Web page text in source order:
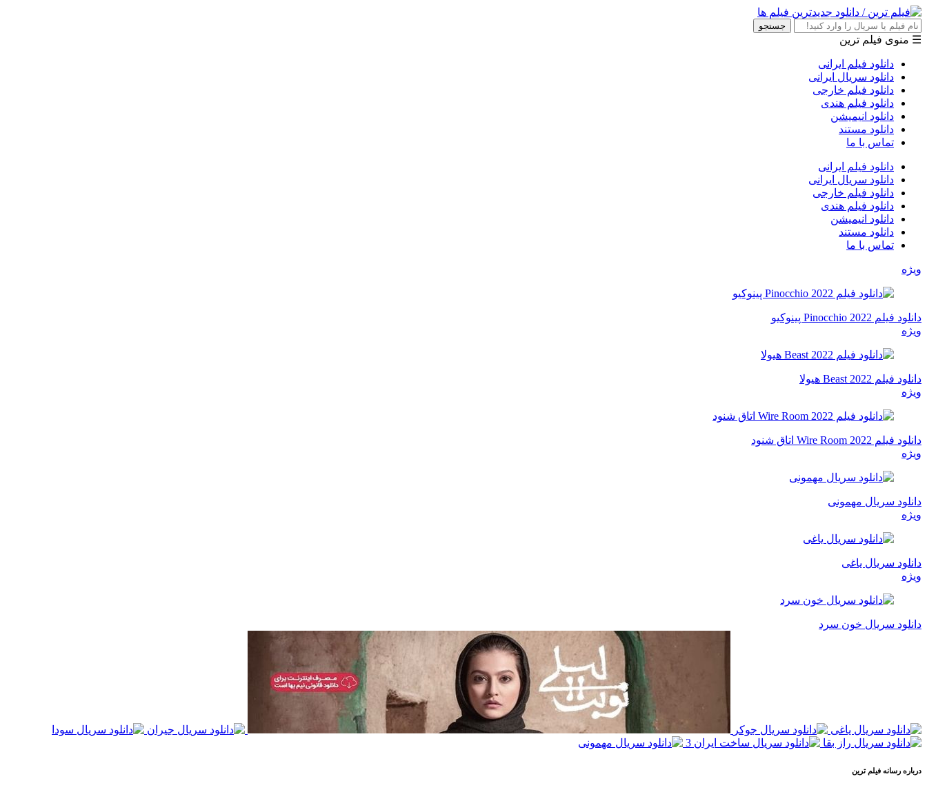
جستجو
☰ منوی فیلم ترین
دانلود فیلم ایرانی
دانلود سریال ایرانی
دانلود فیلم خارجی
دانلود فیلم هندی
دانلود انیمیشن
دانلود مستند
تماس با ما
دانلود فیلم ایرانی
دانلود سریال ایرانی
دانلود فیلم خارجی
دانلود فیلم هندی
دانلود انیمیشن
دانلود مستند
تماس با ما
ویژه
دانلود فیلم Pinocchio 2022 پینوکیو
ویژه
دانلود فیلم Beast 2022 هیولا
ویژه
دانلود فیلم Wire Room 2022 اتاق شنود
ویژه
دانلود سریال مهمونی
ویژه
دانلود سریال یاغی
ویژه
دانلود سریال خون سرد
درباره رسانه فيلم ترين